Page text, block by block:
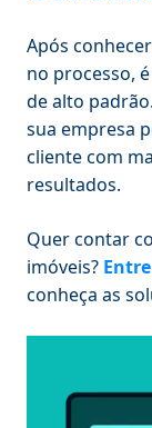
Após
no processo,
de alto
sua empresa
cliente com
resultados.
Quer contar
imóveis?
conheça as